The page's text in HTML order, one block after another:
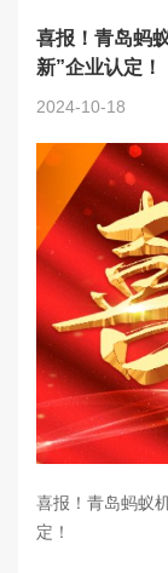
喜报！青岛蚂
新”企业认定！
2024-10-18
喜报！青岛蚂蚁
定！